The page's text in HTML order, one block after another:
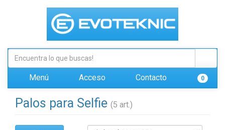
Menú Acceso Contacto 0
Palos para Selfie (5 art.)